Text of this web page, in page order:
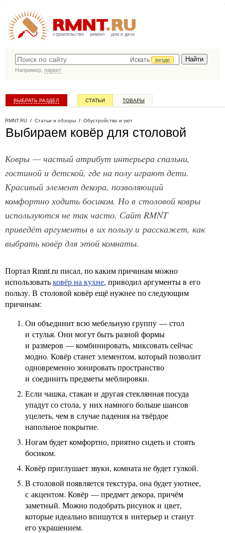
строительство ремонт дом и дача
Искать
везде
Например, паркет
ВЫБРАТЬ РАЗДЕЛ СТАТЬИ ТОВАРЫ
RMNT.RU / Статьи и обзоры / Обустройство и уют
Выбираем ковёр для столовой
Ковры — частый атрибут интерьера спальни,
гостиной и детской, где на полу играют дети.
Красивый элемент декора, позволяющий
комфортно ходить босиком. Но в столовой ковры
используются не так часто. Сайт RMNT
приведёт аргументы в их пользу и расскажет, как
выбрать ковёр для этой комнаты.
Портал Rmnt.ru писал, по каким причинам можно
использоватьковёр на кухне, приводил аргументы в его
пользу. В столовой ковёр ещё нужнее по следующим
причинам:
Он объединит всю мебельную группу — стол
и стулья. Они могут быть разной формы
и размеров — комбинировать, миксовать сейчас
модно. Ковёр станет элементом, который позволит
одновременно зонировать пространство
и соединить предметы меблировки.
Если чашка, стакан и другая стеклянная посуда
упадут со стола, у них намного больше шансов
уцелеть, чем в случае падения на твёрдое
напольное покрытие.
Ногам будет комфортно, приятно сидеть и стоять
босиком.
Ковёр приглушает звуки, комната не будет гулкой.
В столовой появляется текстура, она будет уютнее,
с акцентом. Ковёр — предмет декора, причём
заметный. Можно подобрать рисунок и цвет,
которые идеально впишутся в интерьер и станут
его украшением.